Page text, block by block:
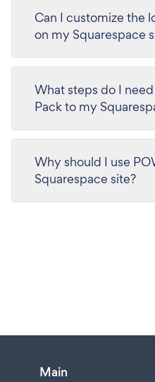
Can I customize the
on my Squarespace
What steps do I
Pack to my
Why should I use
Squarespace site?
Main